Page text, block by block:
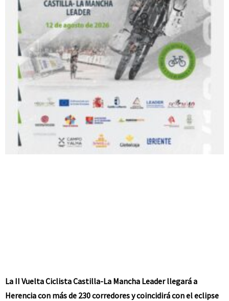
La II Vuelta Ciclista Castilla-La Mancha Leader llegará a
Herencia con más de 230 corredores y coincidirá con el eclipse